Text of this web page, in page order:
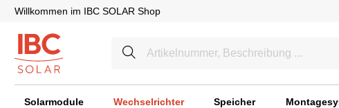
Willkommen im IBC SOLAR Shop
Solarmodule Wechselrichter Speicher